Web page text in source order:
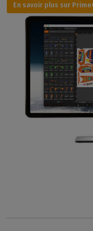
En savoir plus sur